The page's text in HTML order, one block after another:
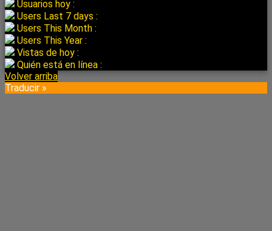
Usuarios hoy :
Users Last 7 days :
Users This Month :
Users This Year :
Vistas de hoy :
Quién está en línea :
Volver arriba
Traducir »